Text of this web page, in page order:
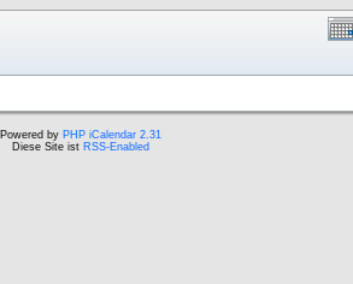
Powered by PHP iCalendar 2.31
Diese Site ist RSS-Enabled